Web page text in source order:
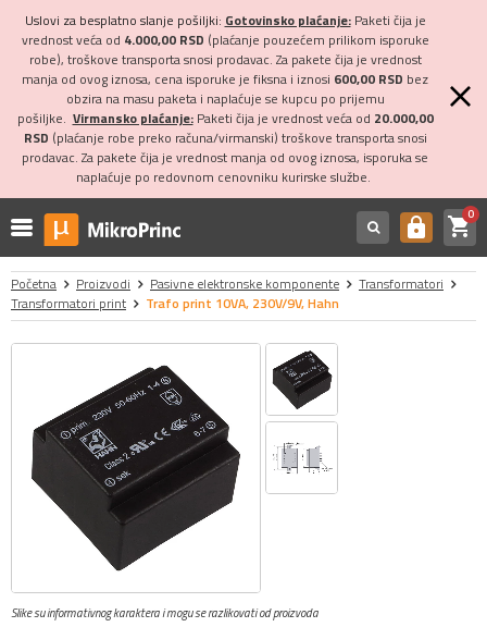
Uslovi za besplatno slanje pošiljki: Gotovinsko plaćanje:Paketi čija je
vrednost veća od 4.000,00 RSD (plaćanje pouzećem prilikom isporuke
robe), troškove transporta snosi prodavac. Za pakete čija je vrednost
manja od ovog iznosa, cena isporuke je fiksna i iznosi 600,00 RSD bez
obzira na masu paketa i naplaćuje se kupcu po prijemu
pošiljke. Virmansko plaćanje:Paketi čija je vrednost veća od 20.000,00
RSD (plaćanje robe preko računa/virmanski) troškove transporta snosi
prodavac. Za pakete čija je vrednost manja od ovog iznosa, isporuka se
naplaćuje po redovnom cenovniku kurirske službe.
https shopping_cart0
Početna Proizvodi Pasivne elektronske komponente
Transformatori
Transformatori print
Trafo print 10VA, 230V/9V, Hahn
Slike su informativnog karaktera i mogu se razlikovati od proizvoda